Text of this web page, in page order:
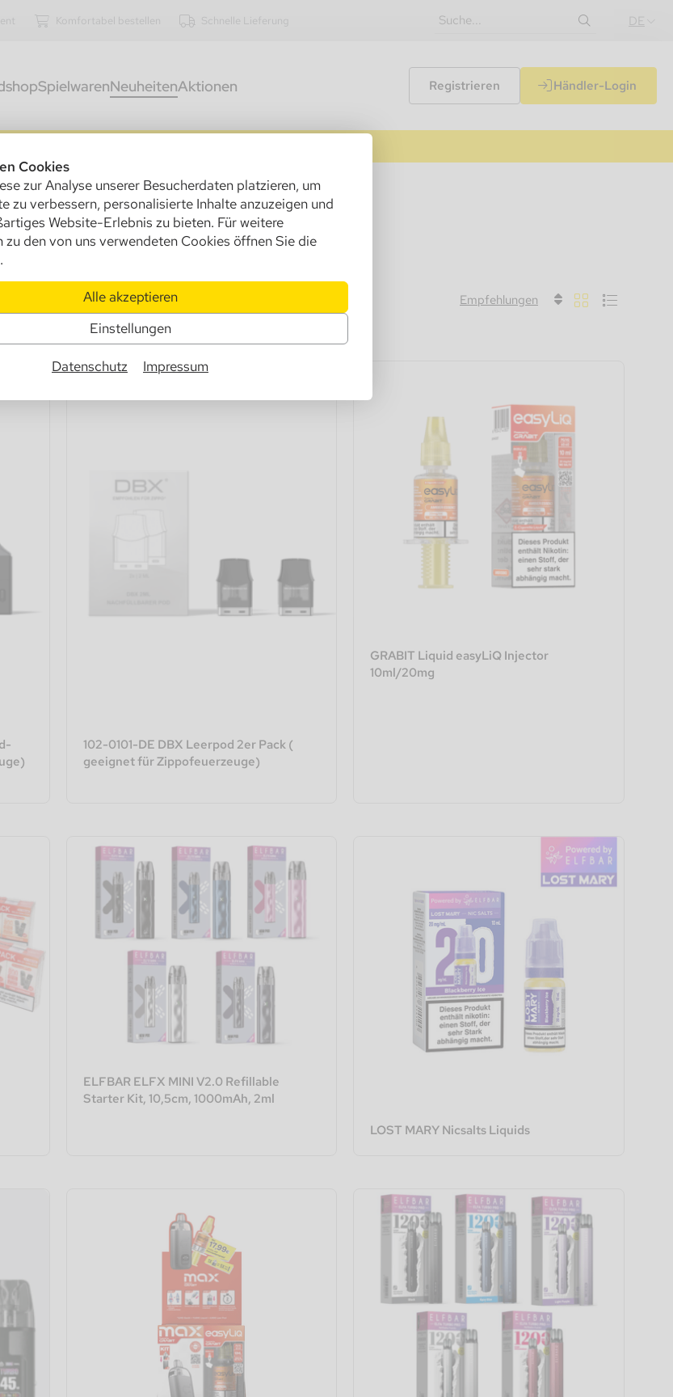
Cookies
zur Analyse unserer Besucherdaten platzieren, um
zu verbessern, personalisierte Inhalte anzuzeigen und
Website-Erlebnis zu bieten. Für weitere
zu den von uns verwendeten Cookies öffnen Sie die
Alle akzeptieren
Einstellungen
Datenschutz Impressum
Komfortabel bestellen Schnelle Lieferung DE
SpielwarenNeuheitenAktionen Registrieren Händler-Login
Empfehlungen
102-0101-DE DBX Leerpod 2er Pack (
geeignet für Zippofeuerzeuge)
GRABIT Liquid easyLiQ Injector
10ml/20mg
ELFBAR ELFX MINI V2.0 Refillable
Starter Kit, 10,5cm, 1000mAh, 2ml
LOST MARY Nicsalts Liquids